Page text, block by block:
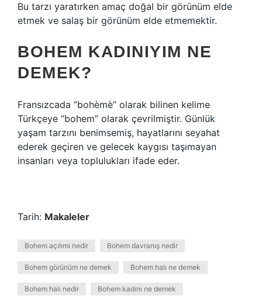
Bu tarzı yaratırken amaç doğal bir görünüm elde
etmek ve salaş bir görünüm elde etmemektir.
BOHEM KADINIYIM NE
DEMEK?
Fransızcada “bohèmè” olarak bilinen kelime
Türkçeye “bohem” olarak çevrilmiştir. Günlük
yaşam tarzını benimsemiş, hayatlarını seyahat
ederek geçiren ve gelecek kaygısı taşımayan
insanları veya toplulukları ifade eder.
Tarih: Makaleler
Bohem açılımı nedir Bohem davranış nedir
Bohem görünüm ne demek Bohem halı ne demek
Bohem halı nedir Bohem kadını ne demek